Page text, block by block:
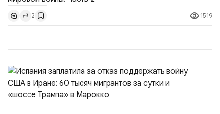
барона Мюнхгаузена, вытаскивающего себя за косичку
парика из болота, в которое она чуть было полностью
не погрузилась.К счастью, в отличие от литературного
2 1519